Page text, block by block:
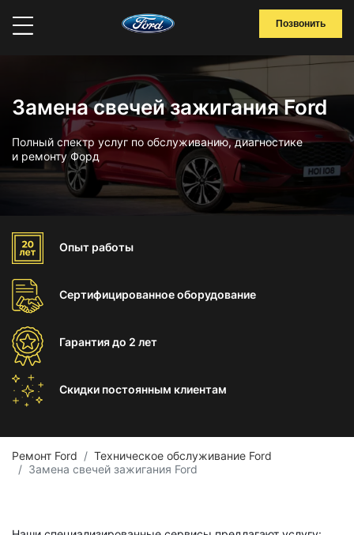
Позвонить
Замена свечей зажигания Ford
Полный спектр услуг по обслуживанию, диагностике
и ремонту Форд
Опыт работы
Сертифицированноеоборудование
Гарантиядо 2 лет
Скидки постоянным клиентам
Ремонт Ford
Техническое обслуживание Ford
Замена свечей зажигания Ford